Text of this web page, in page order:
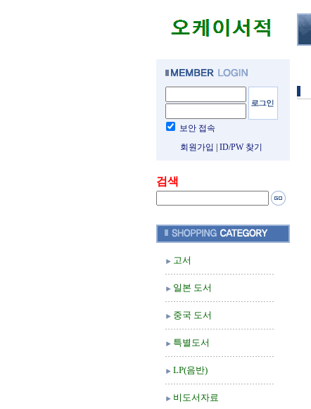
보안 접속
회원가입
ID/PW 찾기
검색
고서
일본 도서
중국 도서
특별도서
LP(음반)
비도서자료